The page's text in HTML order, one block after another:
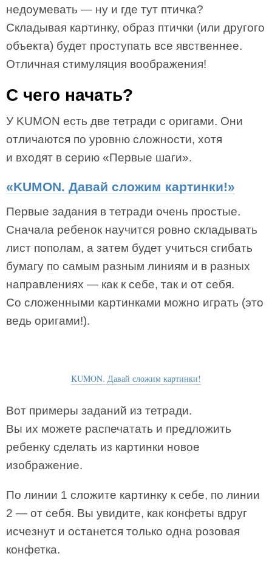
недоумевать — ну и где тут птичка?
Складывая картинку, образ птички (или другого
объекта) будет проступать все явственнее.
Отличная стимуляция воображения!
С чего начать?
У KUMON есть две тетради с оригами. Они
отличаются по уровню сложности, хотя
и входят в серию «Первые шаги».
«KUMON. Давай сложим картинки!»
Первые задания в тетради очень простые.
Сначала ребенок научится ровно складывать
лист пополам, а затем будет учиться сгибать
бумагу по самым разным линиям и в разных
направлениях — как к себе, так и от себя.
Со сложенными картинками можно играть (это
ведь оригами!).
KUMON. Давай сложим картинки!
Вот примеры заданий из тетради.
Вы их можете распечатать и предложить
ребенку сделать из картинки новое
изображение.
По линии 1 сложите картинку к себе, по линии
2 — от себя. Вы увидите, как конфеты вдруг
исчезнут и останется только одна розовая
конфетка.